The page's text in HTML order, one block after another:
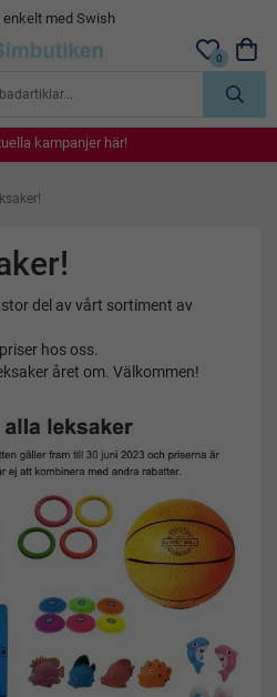
enkelt med Swish
0
kampanjer här!
kampanjer här!
kampanjer här!
kampanjer här!
del av vårt sortiment av
hos oss.
året om. Välkommen!